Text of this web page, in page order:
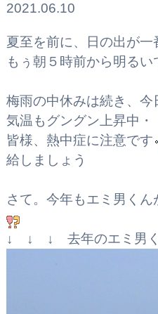
2021.06.10
夏至を前に、日の出が一
もぅ朝５時前から明るい
梅雨の中休みは続き、
気温もグングン上昇中・
皆様、熱中症に注意です
給しましょう
さて。今年もエミ男くん
↓ ↓ ↓ 去年のエミ男く